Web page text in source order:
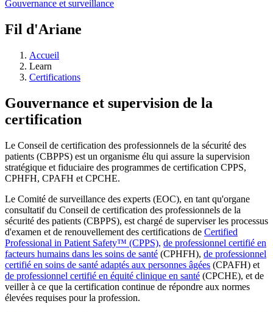
Gouvernance et surveillance
Fil d'Ariane
Accueil
Learn
Certifications
Gouvernance et supervision de la
certification
Le Conseil de certification des professionnels de la sécurité des
patients (CBPPS) est un organisme élu qui assure la supervision
stratégique et fiduciaire des programmes de certification CPPS,
CPHFH, CPAFH et CPCHE.
Le Comité de surveillance des experts (EOC), en tant qu'organe
consultatif du Conseil de certification des professionnels de la
sécurité des patients (CBPPS), est chargé de superviser les processus
d'examen et de renouvellement des certifications de Certified
Professional in Patient Safety™ (CPPS), de professionnel certifié en
facteurs humains dans les soins de santé (CPHFH), de professionnel
certifié en soins de santé adaptés aux personnes âgées (CPAFH) et
de professionnel certifié en équité clinique en santé (CPCHE), et de
veiller à ce que la certification continue de répondre aux normes
élevées requises pour la profession.